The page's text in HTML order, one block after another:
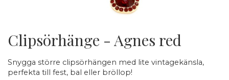
Clipsörhänge - Agnes red
Snygga större clipsörhängen med lite vintagekänsla,
perfekta till fest, bal eller bröllop!